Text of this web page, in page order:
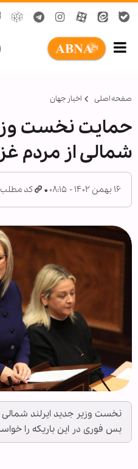
صفحه اصلی اخبار جهان
حمایت نخست
شمالی از مردم
۱۶ بهمن ۱۴۰۲ - ۰۸:۱۵ کد مطلب:
نخست وزیر جدید ایرلند شمالی
بس فوری در این باریکه را